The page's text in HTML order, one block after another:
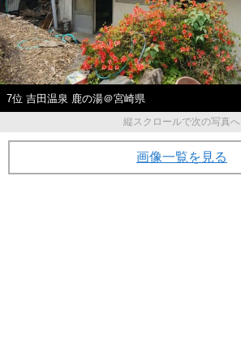
7位 吉田温泉 鹿の湯＠宮崎県
縦スクロールで次の写真へ
画像一覧を見る